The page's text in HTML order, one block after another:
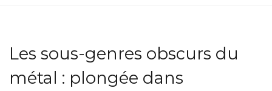
Les sous-genres obscurs du
métal : plongée dans